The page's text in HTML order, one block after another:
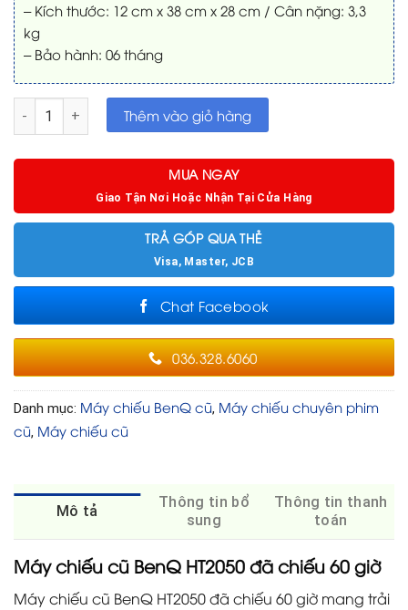
– Kích thước: 12 cm x 38 cm x 28 cm / Cân nặng: 3,3
kg
– Bảo hành: 06 tháng
Máy chiếu cũ BenQ HT2050 đã chiếu 60 giờ số lượng
Thêm vào giỏ hàng
MUA NGAY
Giao Tận Nơi Hoặc Nhận Tại Cửa Hàng
TRẢ GÓP QUA THẺ
Visa, Master, JCB
Chat Facebook
036.328.6060
Danh mục: Máy chiếu BenQ cũ, Máy chiếu chuyên phim
cũ, Máy chiếu cũ
Mô tả
Thông tin bổ
sung
Thông tin thanh
toán
Máy chiếu cũ BenQ HT2050 đã chiếu 60 giờ
Máy chiếu cũ BenQ HT2050 đã chiếu 60 giờ mang trải